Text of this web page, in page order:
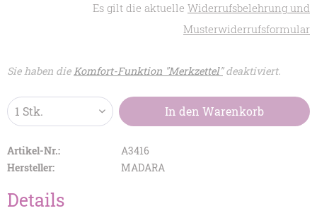
Es gilt die aktuelle Widerrufsbelehrung und
Musterwiderrufsformular
Sie haben dieKomfort-Funktion "Merkzettel"deaktiviert.
In den Warenkorb
Artikel-Nr.:
A3416
Hersteller:
MADARA
Details